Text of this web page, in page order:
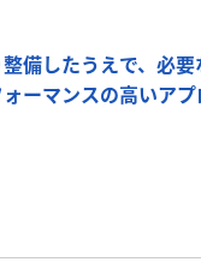
備したうえで、必
ーマンスの高いア